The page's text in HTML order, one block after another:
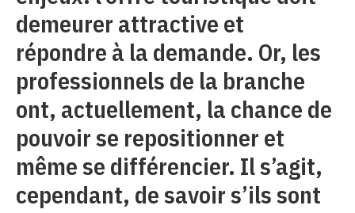
demeurer attractive et
répondre à la demande. Or, les
professionnels de la branche
ont, actuellement, la chance de
pouvoir se repositionner et
même se différencier. Il s’agit,
cependant, de savoir s’ils sont